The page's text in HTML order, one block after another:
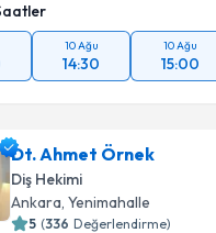
10 Ağu
14:30
10 Ağu
15:00
Dt. Ahmet Örnek
Diş Hekimi
Ankara, Yenimahalle
5 (336 Değerlendirme)